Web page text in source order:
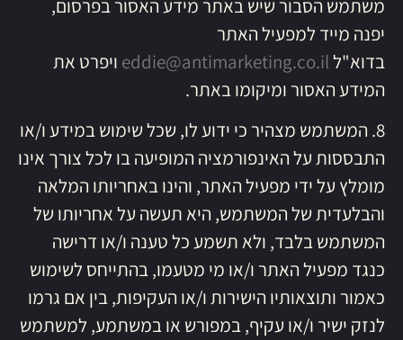
משתמש הסבור שיש באתר מידע האסור בפרסום,
יפנה מייד למפעיל האתר
בדוא"לeddie@antimarketing.co.il ויפרט את
המידע האסור ומיקומו באתר.
8. המשתמש מצהיר כי ידוע לו, שכל שימוש במידע ו/או
התבססות על האינפורמציה המופיעה בו לכל צורך אינו
מומלץ על ידי מפעיל האתר, והינו באחריותו המלאה
והבלעדית של המשתמש, היא תעשה על אחריותו של
המשתמש בלבד, ולא תשמע כל טענה ו/או דרישה
כנגד מפעיל האתר ו/או מי מטעמו, בהתייחס לשימוש
כאמור ותוצאותיו הישירות ו/או העקיפות, בין אם גרמו
לנזק ישיר ו/או עקיף, במפורש או במשתמע, למשתמש